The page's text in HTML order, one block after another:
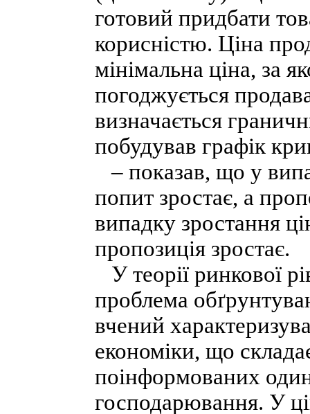
готовий придбати
корисністю. Ціна
мінімальна ціна, за
погоджується
визначається
побудував графік
– показав, що у
попит зростає, а
випадку зростання
пропозиція зростає.
У теорії ринкової
проблема
вчений
економіки, що
поінформованих
господарювання. У